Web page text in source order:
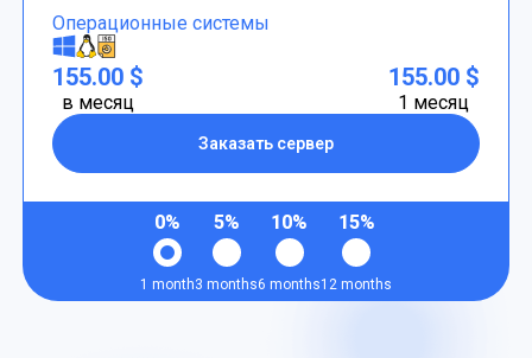
Операционные системы
155.00 $
в месяц
Заказать сервер
155.00 $
1 месяц
0%
1 month
5%
3 months
10%
6 months
15%
12 months